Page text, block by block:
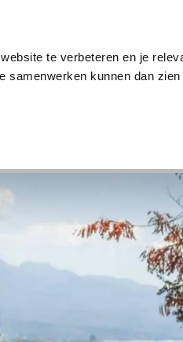
te verbeteren en je
samenwerken kunnen dan